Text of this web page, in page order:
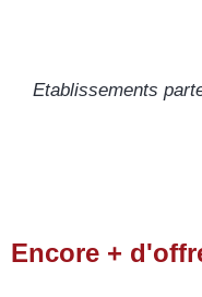
Odalys Pra Sainte
Odalys Résidences
Etablissements
Encore +